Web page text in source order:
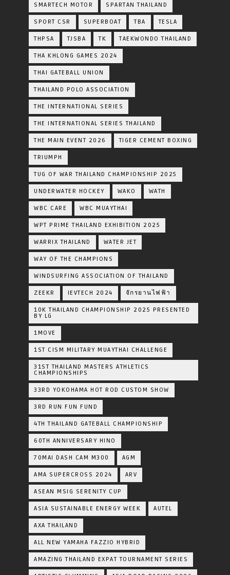
SMARTECH MOTOR SPARTAN THAILAND
SPORT CSR SUPERBOAT TBA TESLA
THPSA TJSBA TK TAEKWONDO THAILAND
THA KHLONG GAMES 2024
THAI GATEBALL UNION
THAILAND POLO ASSOCIATION
THE INTERNATIONAL SERIES
THE INTERNATIONAL SERIES THAILAND
THE MAIN EVENT 2026 TIGER CEMENT BOXING
TRIUMPH
TUG OF WAR THAILAND CHAMPIONSHIP 2025
UNDERWATER HOCKEY WAKO WATH
WBC CARE WBC MUAYTHAI
WPT PRIME THAILAND EXHIBITION 2025
WARRIX THAILAND WATER JET
WAY OF THE CHAMPIONS
WINDSURFING ASSOCIATION OF THAILAND
ZEEKR IEVTECH 2024 จักรยานไฟฟ้า
10K THAILAND CHAMPIONSHIP 2025 PRESENTED
BY LG
1MOVE
1ST CISM MILITARY MUAYTHAI CHALLENGE
31ST THAILAND MASTERS ATHLETICS
CHAMPIONSHIPS
33RD YOKOHAMA HOT ROD CUSTOM SHOW
3RD RUN FUN FUND
4TH THAILAND GATEBALL CHAMPIONSHIP
60TH ANNIVERSARY HINO
70MAI DASH CAM M300 AGM
AMA SUPERCROSS 2024 ARV
ASEAN MSIG SERENITY CUP
ASIA SUSTAINABLE ENERGY WEEK AUTEL
AXA THAILAND
ALL NEW YAMAHA FAZZIO HYBRID
AMAZING THAILAND EXPAT TOURNAMENT SERIES